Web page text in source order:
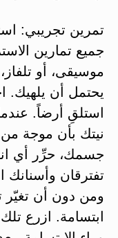
تمرين تجريبي:
جميع تمارين
موسيقى، أو
يحتمل أن
استلقِ أرضاً.
نيتك بأن موجة من
جسمك، حرِّر أي
تفترقان وأسنانك
ومن دون أن تغيّر
ابتسامة. ازرع تلك